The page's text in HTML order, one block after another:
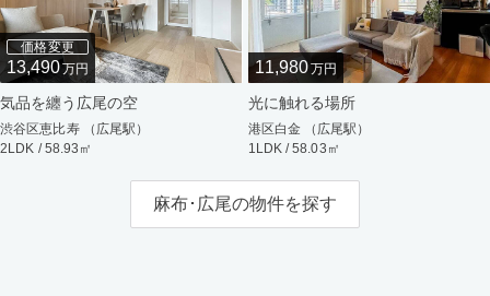
価格変更
13,490万円
気品を纏う広尾の空
渋谷区恵比寿 （広尾駅）
2LDK / 58.93㎡
11,980万円
光に触れる場所
港区白金 （広尾駅）
1LDK / 58.03㎡
麻布･広尾の物件を探す